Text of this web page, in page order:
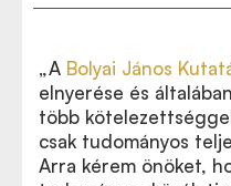
„A Bolyai János
A 2016-ban
tölthető le
elnyerése és általában
több
csak tudományos
Arra kérem önöket,